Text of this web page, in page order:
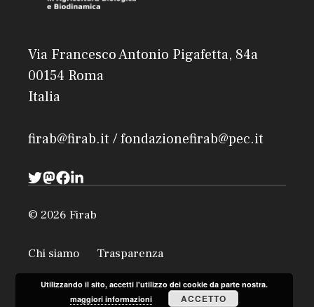
Via Francesco Antonio Pigafetta, 84a
00154 Roma
Italia
firab@firab.it / fondazionefirab@pec.it
© 2026 Firab
Chi siamo Trasparenza
Utilizzando il sito, accetti l'utilizzo dei cookie da parte nostra.
maggiori informazioni
ACCETTO